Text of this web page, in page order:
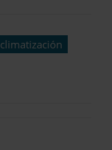
climatización